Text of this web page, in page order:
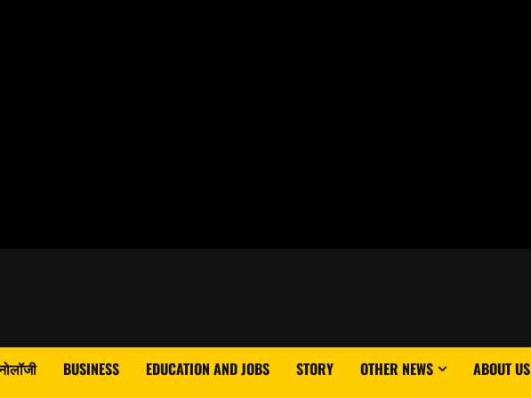
BUSINESS EDUCATION AND JOBS STORY OTHER NEWS ABOUT US